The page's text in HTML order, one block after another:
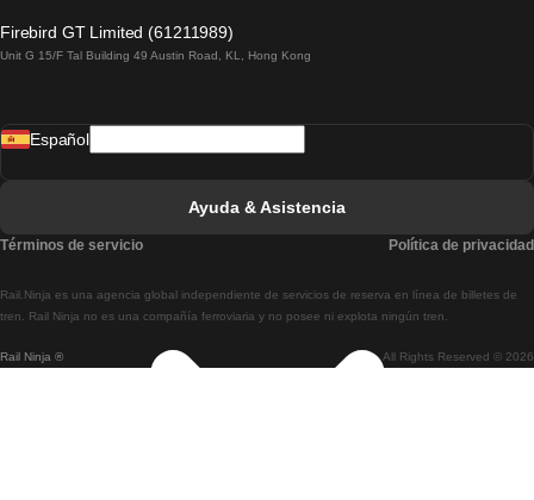
Tren De Lisboa A Madrid
Tren De Lisboa A Braga
Tren De Braga A Lisboa
Firebird GT Limited (61211989)
Unit G 15/F Tal Building 49 Austin Road, KL, Hong Kong
Rail Ninja ® All Rights Reserved © 2026
Rail.Ninja es una agencia global independiente de servicios de reserva en línea de billetes de
tren. Rail Ninja no es una compañía ferroviaria y no posee ni explota ningún tren.
Español
Ayuda & Asistencia
Términos de servicio Política de privacidad